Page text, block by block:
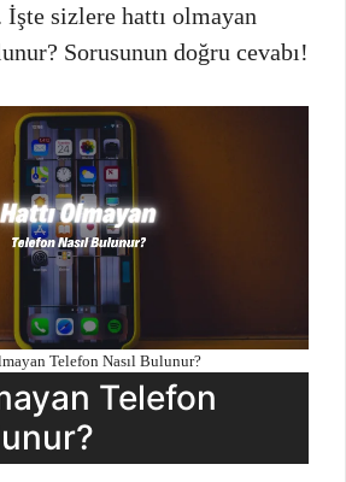
sizlere hattı olmayan
Sorusunun doğru cevabı!
Telefon Nasıl Bulunur?
Telefon